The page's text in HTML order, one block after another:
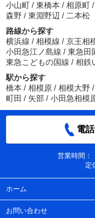
小山町 / 東橋本 / 相原町 /
森野 / 東淵野辺 / 二本松
路線から探す
横浜線 / 相模線 / 京王相
小田急江ノ島線 / 東急田
東急こどもの国線 / 相鉄
駅から探す
橋本 / 相模原 / 相模大野 /
町田 / 矢部 / 小田急相模
電
営業時間：
定
ホーム
お問い合わせ